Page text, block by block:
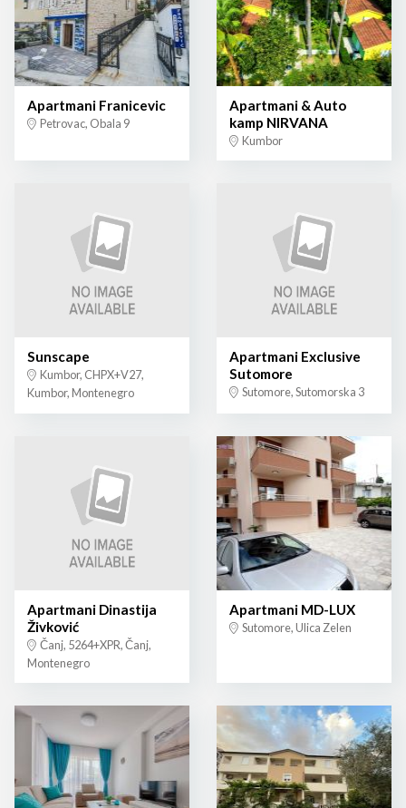
Apartmani Franicevic
Petrovac, Obala 9
Apartmani & Auto
kamp NIRVANA
Kumbor
Sunscape
Kumbor, CHPX+V27,
Kumbor, Montenegro
Apartmani Exclusive
Sutomore
Sutomore, Sutomorska 3
Apartmani Dinastija
Živković
Čanj, 5264+XPR, Čanj,
Montenegro
Apartmani MD-LUX
Sutomore, Ulica Zelen